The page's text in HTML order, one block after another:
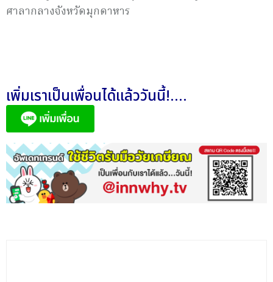
ศาลากลางจังหวัดมุกดาหาร
เพิ่มเราเป็นเพื่อนได้แล้ววันนี้!....